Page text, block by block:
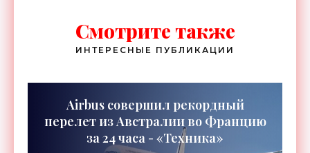
Смотрите также
ИНТЕРЕСНЫЕ ПУБЛИКАЦИИ
Airbus совершил рекордный
перелет из Австралии во Францию
за 24 часа - «Техника»